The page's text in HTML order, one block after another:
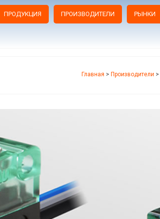
ПРОДУКЦИЯ ПРОИЗВОДИТЕЛИ РЫНКИ
Главная > Производители >